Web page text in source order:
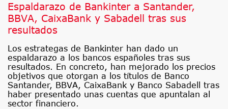
Espaldarazo de Bankinter a Santander,
BBVA, CaixaBank y Sabadell tras sus
resultados
Los estrategas de Bankinter han dado un
espaldarazo a los bancos españoles tras sus
resultados. En concreto, han mejorado los precios
objetivos que otorgan a los títulos de Banco
Santander, BBVA, CaixaBank y Banco Sabadell tras
haber presentado unas cuentas que apuntalan al
sector financiero.